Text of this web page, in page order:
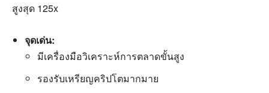
สูงสุด 125x
จุดเด่น:
มีเครื่องมือวิเคราะห์การตลาดขั้นสูง
รองรับเหรียญคริปโตมากมาย